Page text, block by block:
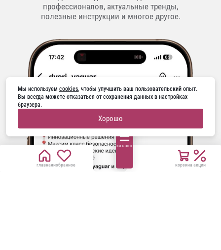
главнаяизбранное
каталог
корзина акции
профессионалов, актуальные тренды,
полезные инструкции и многое другое.
Мы используем cookies, чтобы улучшить ваш пользовательский опыт.
Вы всегда можете отказаться от сохранения данных в настройках
браузера.
Хорошо